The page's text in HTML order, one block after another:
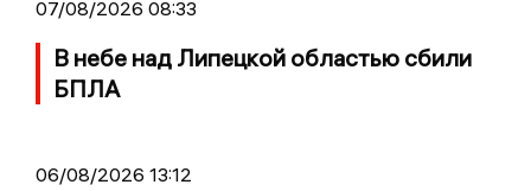
07/08/2026 08:33
В небе над Липецкой областью сбили
БПЛА
06/08/2026 13:12